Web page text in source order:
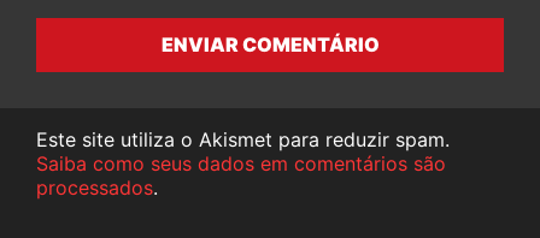
ENVIAR COMENTÁRIO
Este site utiliza o Akismet para reduzir spam.
Saiba como seus dados em comentários são
processados.